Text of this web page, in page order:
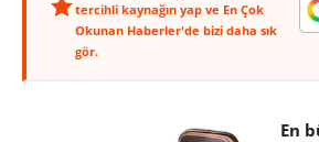
tercihli kaynağın yap ve En Çok
Okunan Haberler'de bizi daha sık
gör.
En